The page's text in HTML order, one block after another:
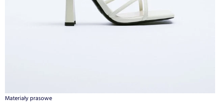
Materiały prasowe